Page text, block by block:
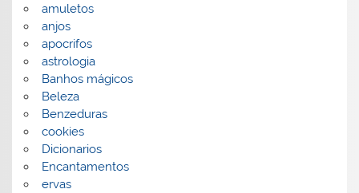
amuletos
anjos
apocrifos
astrologia
Banhos mágicos
Beleza
Benzeduras
cookies
Dicionarios
Encantamentos
ervas